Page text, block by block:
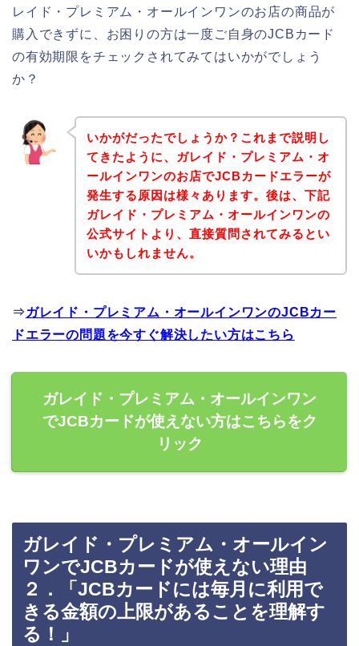
レイド・プレミアム・オールインワンのお店の商品が
購入できずに、お困りの方は一度ご自身のJCBカード
の有効期限をチェックされてみてはいかがでしょう
か？
いかがだったでしょうか？これまで説明し
てきたように、ガレイド・プレミアム・オ
ールインワンのお店でJCBカードエラーが
発生する原因は様々あります。後は、下記
ガレイド・プレミアム・オールインワンの
公式サイトより、直接質問されてみるとい
いかもしれません。
⇒ ガレイド・プレミアム・オールインワンのJCBカー
ドエラーの問題を今すぐ解決したい方はこちら
ガレイド・プレミアム・オールインワン
でJCBカードが使えない方はこちらをク
リック
ガレイド・プレミアム・オールイン
ワンでJCBカードが使えない理由
２．「JCBカードには毎月に利用で
きる金額の上限があることを理解す
る！」